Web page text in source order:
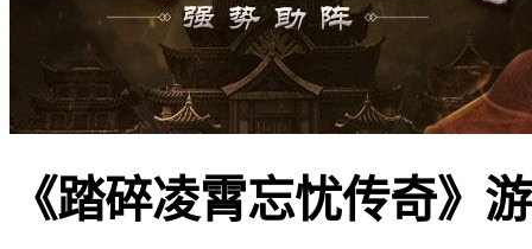
《踏碎凌霄忘忧传奇》